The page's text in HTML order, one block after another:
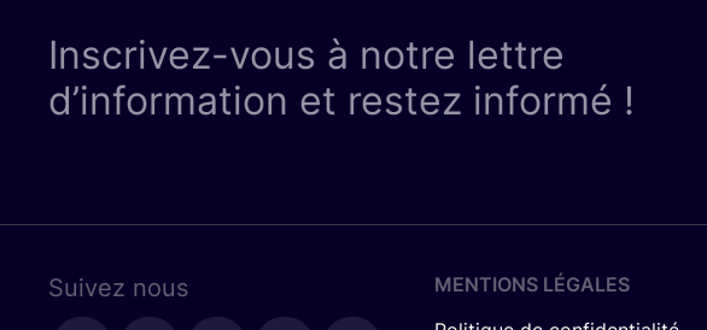
Inscrivez-vous à notre lettre
d’information et restez informé !
Suivez nous
MENTIONS LÉGALES